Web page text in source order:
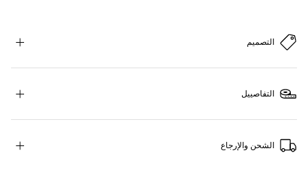
التصميم
التفاصييل
الشحن والإرجاع